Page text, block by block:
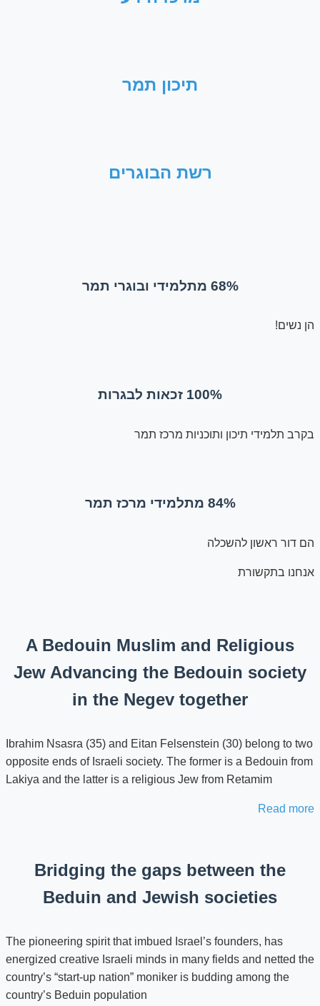
תיכון תמר
רשת הבוגרים
68% מתלמידי ובוגרי תמר
הן נשים!
100% זכאות לבגרות
בקרב תלמידי תיכון ותוכניות מרכז תמר
84% מתלמידי מרכז תמר
הם דור ראשון להשכלה
אנחנו בתקשורת
A Bedouin Muslim and Religious
Jew Advancing the Bedouin society
in the Negev together
Ibrahim Nsasra (35) and Eitan Felsenstein (30) belong to two
opposite ends of Israeli society. The former is a Bedouin from
Lakiya and the latter is a religious Jew from Retamim
Read more
Bridging the gaps between the
Beduin and Jewish societies
The pioneering spirit that imbued Israel’s founders, has
energized creative Israeli minds in many fields and netted the
country’s “start-up nation” moniker is budding among the
country’s Beduin population